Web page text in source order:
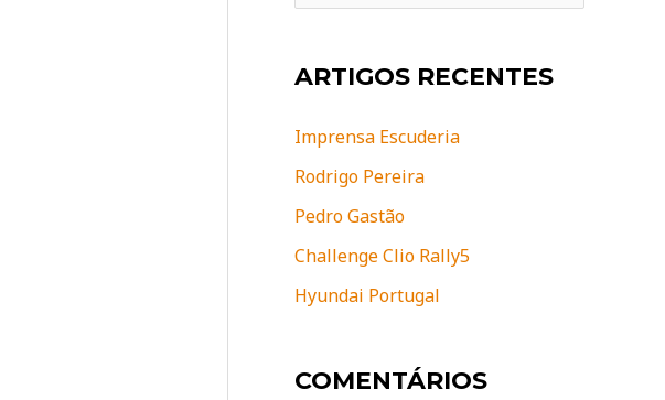
h
f
o
ARTIGOS RECENTES
Imprensa Escuderia
Rodrigo Pereira
Pedro Gastão
Challenge Clio Rally5
Hyundai Portugal
COMENTÁRIOS